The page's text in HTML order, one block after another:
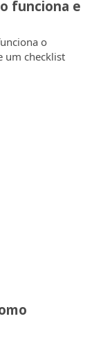
funciona e
o
um checklist